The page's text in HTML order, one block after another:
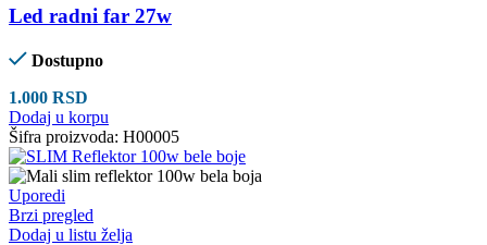
Led radni far 27w
Dostupno
1.000 RSD
Dodaj u korpu
Šifra proizvoda: H00005
Uporedi
Brzi pregled
Dodaj u listu želja